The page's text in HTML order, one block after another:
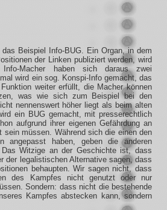
Beispiel Info-BUG. Ein Organ, in dem
der Linken publiziert werden, wird
Macher haben sich daraus zwei
wird ein sog. Konspi-Info gemacht, das
weiter erfüllt, die Macher können
was wie sich zum Beispiel bei den
nennenswert höher liegt als beim alten
ein BUG gemacht, mit presserechtlich
aufgrund ihrer eigenen Gefährdung an
sein müssen. Während sich die einen den
angepasst haben, geben die anderen
Witzige an der Geschichte ist, dass
der legalistischen Alternative sagen, dass
behaupten. Wir sagen nicht, dass
des Kampfes nicht genutzt oder nur
Sondern: dass nicht die bestehende
Kampfes abstecken kann, sondern